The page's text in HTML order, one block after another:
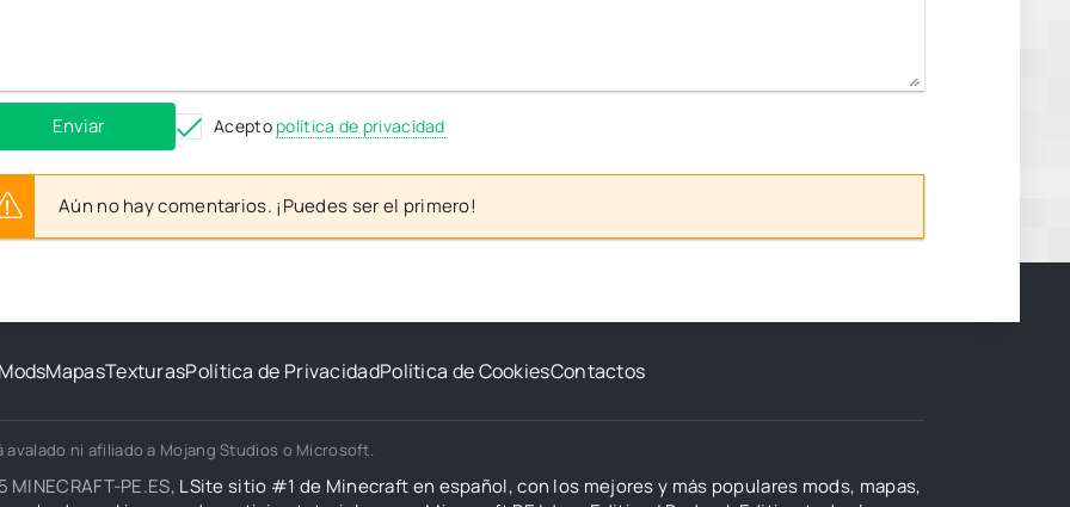
Enviar Acepto política de privacidad
Aún no hay comentarios. ¡Puedes ser el primero!
MapasTexturasPolítica de PrivacidadPolítica de CookiesContactos
avalado ni afiliado a Mojang Studios o Microsoft.
PE.ES, LSite sitio #1 de Minecraft en español, con los mejores y más populares mods, mapas,